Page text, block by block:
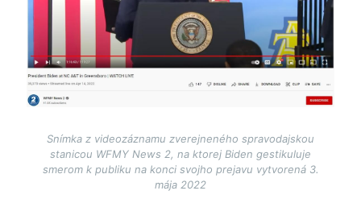
Snímka z videozáznamu zverejneného spravodajskou
stanicou WFMY News 2, na ktorej Biden gestikuluje
smerom k publiku na konci svojho prejavu vytvorená 3.
mája 2022